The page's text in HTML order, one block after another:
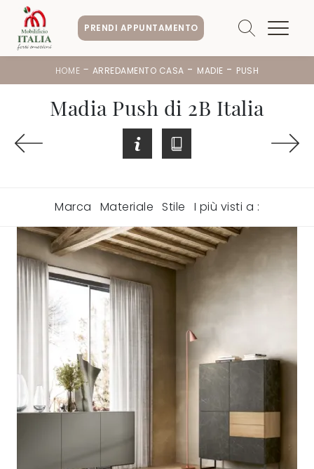
PRENDI APPUNTAMENTO
HOME - ARREDAMENTO CASA - MADIE - PUSH
Madia Push di 2B Italia
Marca Materiale Stile I più visti a :